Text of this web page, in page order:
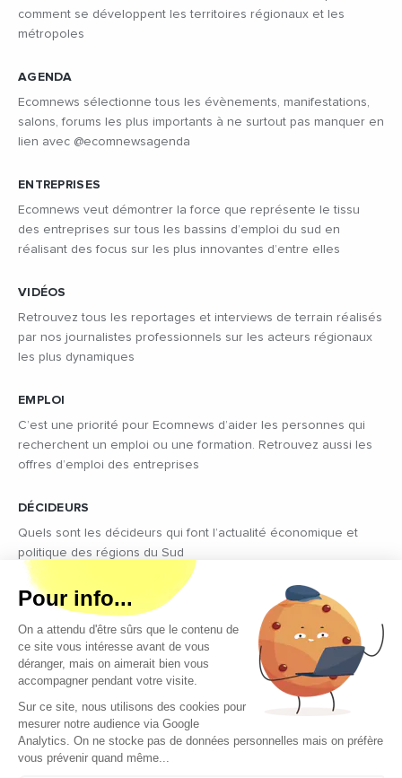
comment se développent les territoires régionaux et les
métropoles
AGENDA
Ecomnews sélectionne tous les évènements, manifestations,
salons, forums les plus importants à ne surtout pas manquer en
lien avec @ecomnewsagenda
ENTREPRISES
Ecomnews veut démontrer la force que représente le tissu
des entreprises sur tous les bassins d’emploi du sud en
réalisant des focus sur les plus innovantes d’entre elles
VIDÉOS
Retrouvez tous les reportages et interviews de terrain réalisés
par nos journalistes professionnels sur les acteurs régionaux
les plus dynamiques
EMPLOI
C’est une priorité pour Ecomnews d’aider les personnes qui
recherchent un emploi ou une formation. Retrouvez aussi les
offres d’emploi des entreprises
DÉCIDEURS
Quels sont les décideurs qui font l’actualité économique et
politique des régions du Sud
Copyright © 2026 - Tous droits réservés
Qui sommes-nous ?
Contact